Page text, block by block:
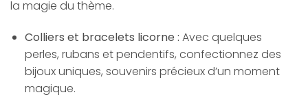
la magie du thème.
Colliers et bracelets licorne : Avec quelques
perles, rubans et pendentifs, confectionnez des
bijoux uniques, souvenirs précieux d’un moment
magique.